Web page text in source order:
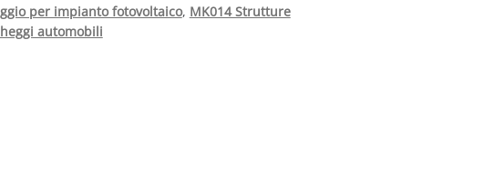
per impianto fotovoltaico, MK014 Strutture
automobili